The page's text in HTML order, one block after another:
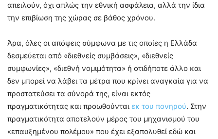
απειλούν, όχι απλώς την εθνική ασφάλεια, αλλά την ίδια
την επιβίωση της χώρας σε βάθος χρόνου.
Άρα, όλες οι απόψεις σύμφωνα με τις οποίες η Ελλάδα
δεσμεύεται από «διεθνείς συμβάσεις», «διεθνείς
συμφωνίες», «διεθνή νομιμότητα» ή οτιδήποτε άλλο και
δεν μπορεί να λάβει τα μέτρα που κρίνει αναγκαία για να
προστατεύσει τα σύνορά της, είναι εκτός
πραγματικότητας και προωθούνται εκ του πονηρού. Στην
πραγματικότητα αποτελούν μέρος του μηχανισμού του
«επαυξημένου πολέμου» που έχει εξαπολυθεί εδώ και